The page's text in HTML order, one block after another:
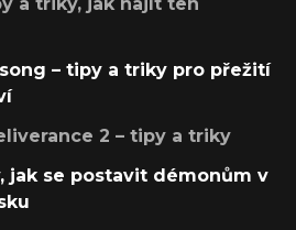
– tipy a triky pro přežití
2 – tipy a triky
jak se postavit démonům v